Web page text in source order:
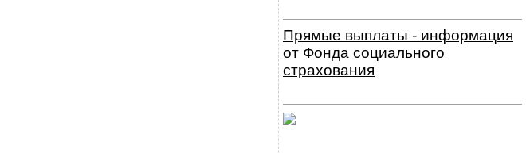
Прямые выплаты - информация
от Фонда социального
страхования